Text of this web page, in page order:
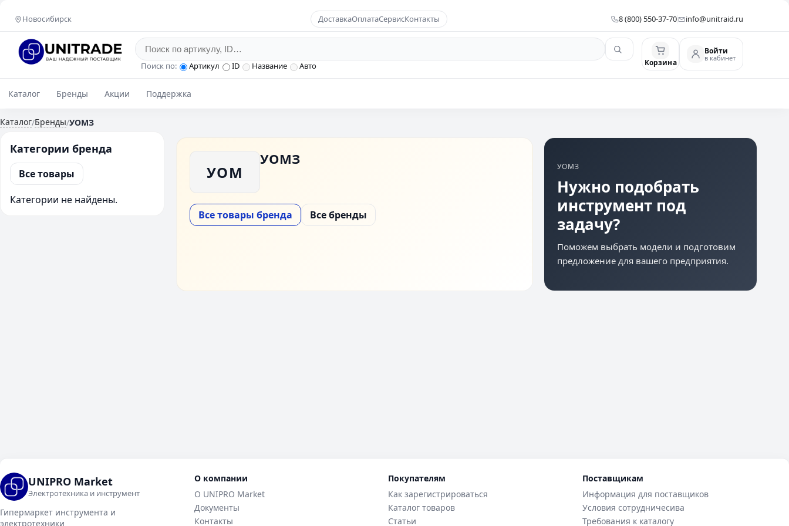
Новосибирск ДоставкаОплатаСервисКонтакты 8 (800) 550-37-70 info@unitraid.ru
Поиск по: Артикул ID Название Авто Корзина
Войти
в кабинет
Каталог Бренды Акции Поддержка
Каталог/Бренды/УОМЗ
Категории бренда
Все товары
Категории не найдены.
УОМ
УОМЗ
Все товары бренда Все бренды
УОМЗ
Нужно подобрать
инструмент под
задачу?
Поможем выбрать модели и подготовим
предложение для вашего предприятия.
UNIPRO Market
Электротехника и инструмент
Гипермаркет инструмента и
электротехники
О компании
О UNIPRO Market
Документы
Контакты
Покупателям
Как зарегистрироваться
Каталог товаров
Статьи
Поставщикам
Информация для поставщиков
Условия сотрудничесива
Требования к каталогу